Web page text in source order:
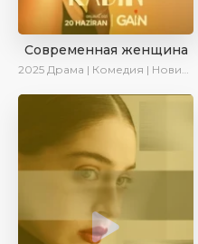
Современная женщина
2025 Драма | Комедия | Новинки | Сериалы 2025